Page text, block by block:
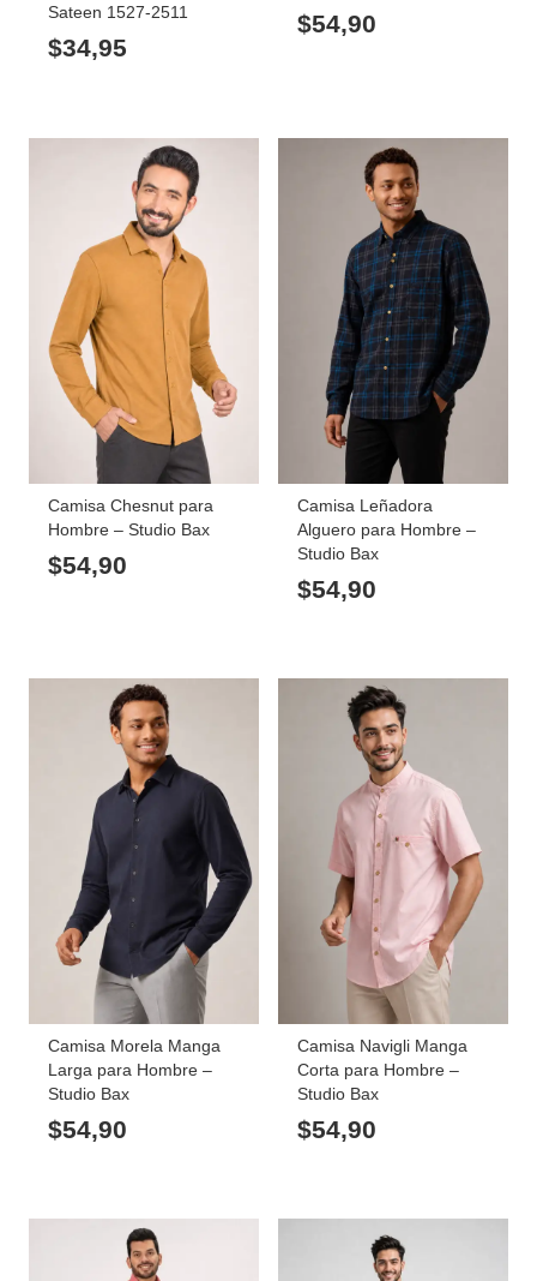
Sateen 1527-2511
$34,95
$54,90
Camisa Chesnut para
Hombre – Studio Bax
$54,90
Camisa Leñadora
Alguero para Hombre –
Studio Bax
$54,90
Camisa Morela Manga
Larga para Hombre –
Studio Bax
$54,90
Camisa Navigli Manga
Corta para Hombre –
Studio Bax
$54,90